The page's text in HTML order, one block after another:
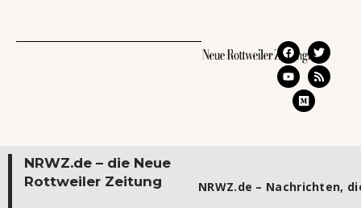
NRWZ.de – die Neue
Rottweiler Zeitung
NRWZ.de – Nachrichten,